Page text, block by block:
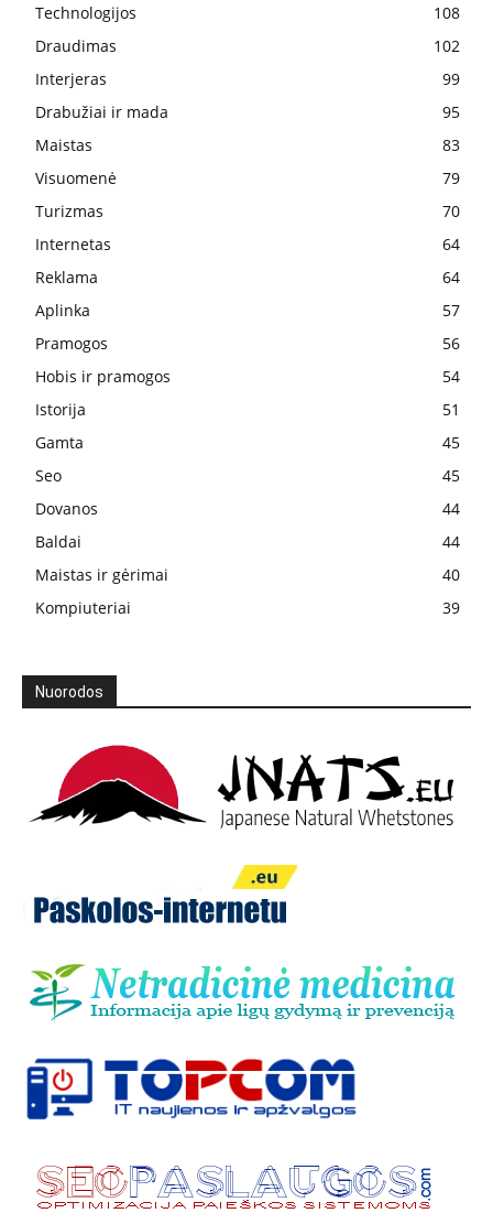
Technologijos
108
Draudimas
102
Interjeras
99
Drabužiai ir mada
95
Maistas
83
Visuomenė
79
Turizmas
70
Internetas
64
Reklama
64
Aplinka
57
Pramogos
56
Hobis ir pramogos
54
Istorija
51
Gamta
45
Seo
45
Dovanos
44
Baldai
44
Maistas ir gėrimai
40
Kompiuteriai
39
Nuorodos